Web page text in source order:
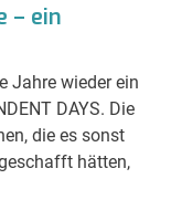
– ein
Jahre wieder ein
DAYS. Die
die es sonst
hätten,